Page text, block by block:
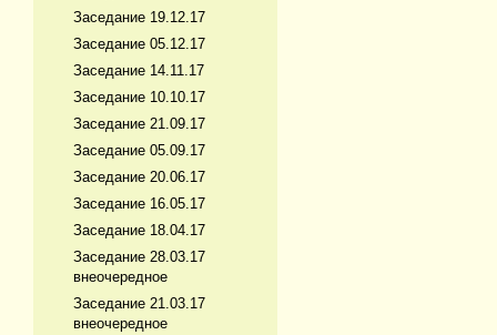
Заседание 19.12.17
Заседание 05.12.17
Заседание 14.11.17
Заседание 10.10.17
Заседание 21.09.17
Заседание 05.09.17
Заседание 20.06.17
Заседание 16.05.17
Заседание 18.04.17
Заседание 28.03.17
внеочередное
Заседание 21.03.17
внеочередное